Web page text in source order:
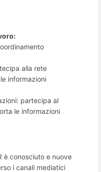
alla rete
informazioni
partecipa al
le informazioni
è conosciuto e nuove
i canali mediatici